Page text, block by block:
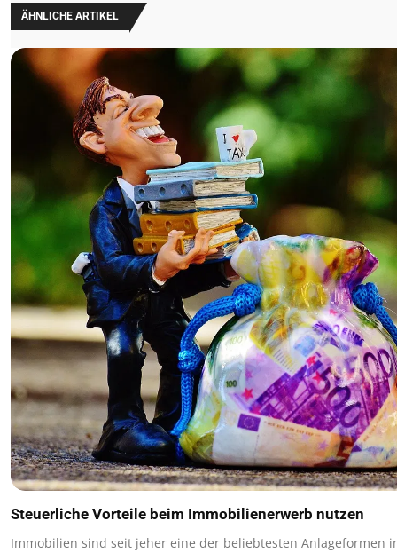
ÄHNLICHE ARTIKEL
Steuerliche Vorteile beim Immobilienerwerb nutzen
Immobilien sind seit jeher eine der beliebtesten Anlageformen